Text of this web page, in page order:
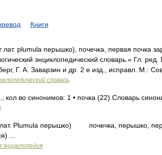
Книги
plumula перышко), почечка, первая почка
энциклопедический словарь.» Гл.
Г. А. Заварзин и др. 2 е изд., исправл. М.:
словарь
кол во синонимов: 1 • почка (22) Словарь
Plumula перышко) почечка, перышко,
…
энциклопедия